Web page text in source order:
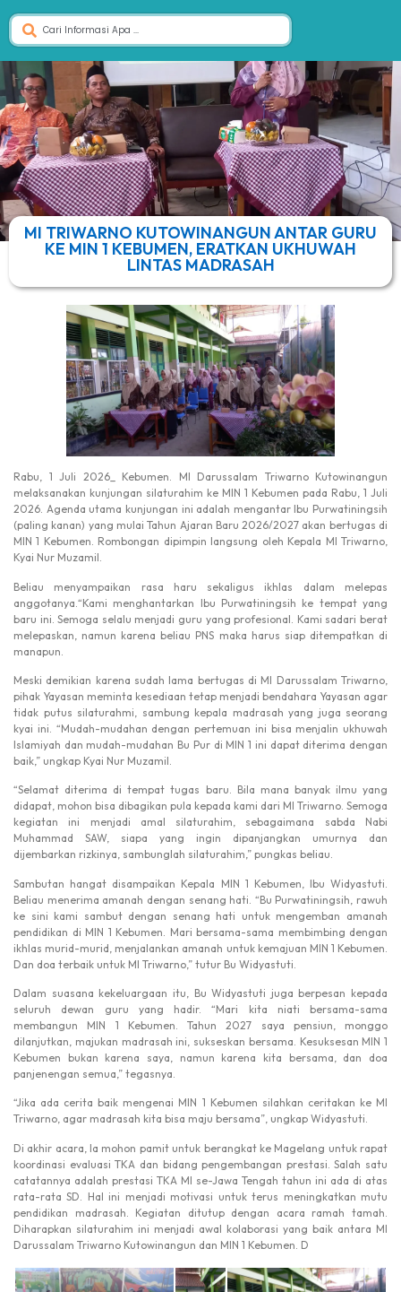
MI TRIWARNO KUTOWINANGUN ANTAR GURU
KE MIN 1 KEBUMEN, ERATKAN UKHUWAH
LINTAS MADRASAH
Rabu, 1 Juli 2026_ Kebumen. MI Darussalam Triwarno Kutowinangun
melaksanakan kunjungan silaturahim ke MIN 1 Kebumen pada Rabu, 1 Juli
2026. Agenda utama kunjungan ini adalah mengantar Ibu Purwatiningsih
(paling kanan) yang mulai Tahun Ajaran Baru 2026/2027 akan bertugas di
MIN 1 Kebumen. Rombongan dipimpin langsung oleh Kepala MI Triwarno,
Kyai Nur Muzamil.
Beliau menyampaikan rasa haru sekaligus ikhlas dalam melepas
anggotanya.“Kami menghantarkan Ibu Purwatiningsih ke tempat yang
baru ini. Semoga selalu menjadi guru yang profesional. Kami sadari berat
melepaskan, namun karena beliau PNS maka harus siap ditempatkan di
manapun.
Meski demikian karena sudah lama bertugas di MI Darussalam Triwarno,
pihak Yayasan meminta kesediaan tetap menjadi bendahara Yayasan agar
tidak putus silaturahmi, sambung kepala madrasah yang juga seorang
kyai ini. “Mudah-mudahan dengan pertemuan ini bisa menjalin ukhuwah
Islamiyah dan mudah-mudahan Bu Pur di MIN 1 ini dapat diterima dengan
baik,” ungkap Kyai Nur Muzamil.
“Selamat diterima di tempat tugas baru. Bila mana banyak ilmu yang
didapat, mohon bisa dibagikan pula kepada kami dari MI Triwarno. Semoga
kegiatan ini menjadi amal silaturahim, sebagaimana sabda Nabi
Muhammad SAW, siapa yang ingin dipanjangkan umurnya dan
dijembarkan rizkinya, sambunglah silaturahim,” pungkas beliau.
Sambutan hangat disampaikan Kepala MIN 1 Kebumen, Ibu Widyastuti.
Beliau menerima amanah dengan senang hati. “Bu Purwatiningsih, rawuh
ke sini kami sambut dengan senang hati untuk mengemban amanah
pendidikan di MIN 1 Kebumen. Mari bersama-sama membimbing dengan
ikhlas murid-murid, menjalankan amanah untuk kemajuan MIN 1 Kebumen.
Dan doa terbaik untuk MI Triwarno,” tutur Bu Widyastuti.
Dalam suasana kekeluargaan itu, Bu Widyastuti juga berpesan kepada
seluruh dewan guru yang hadir. “Mari kita niati bersama-sama
membangun MIN 1 Kebumen. Tahun 2027 saya pensiun, monggo
dilanjutkan, majukan madrasah ini, sukseskan bersama. Kesuksesan MIN 1
Kebumen bukan karena saya, namun karena kita bersama, dan doa
panjenengan semua,” tegasnya.
“Jika ada cerita baik mengenai MIN 1 Kebumen silahkan ceritakan ke MI
Triwarno, agar madrasah kita bisa maju bersama”, ungkap Widyastuti.
Di akhir acara, Ia mohon pamit untuk berangkat ke Magelang untuk rapat
koordinasi evaluasi TKA dan bidang pengembangan prestasi. Salah satu
catatannya adalah prestasi TKA MI se-Jawa Tengah tahun ini ada di atas
rata-rata SD. Hal ini menjadi motivasi untuk terus meningkatkan mutu
pendidikan madrasah. Kegiatan ditutup dengan acara ramah tamah.
Diharapkan silaturahim ini menjadi awal kolaborasi yang baik antara MI
Darussalam Triwarno Kutowinangun dan MIN 1 Kebumen. D